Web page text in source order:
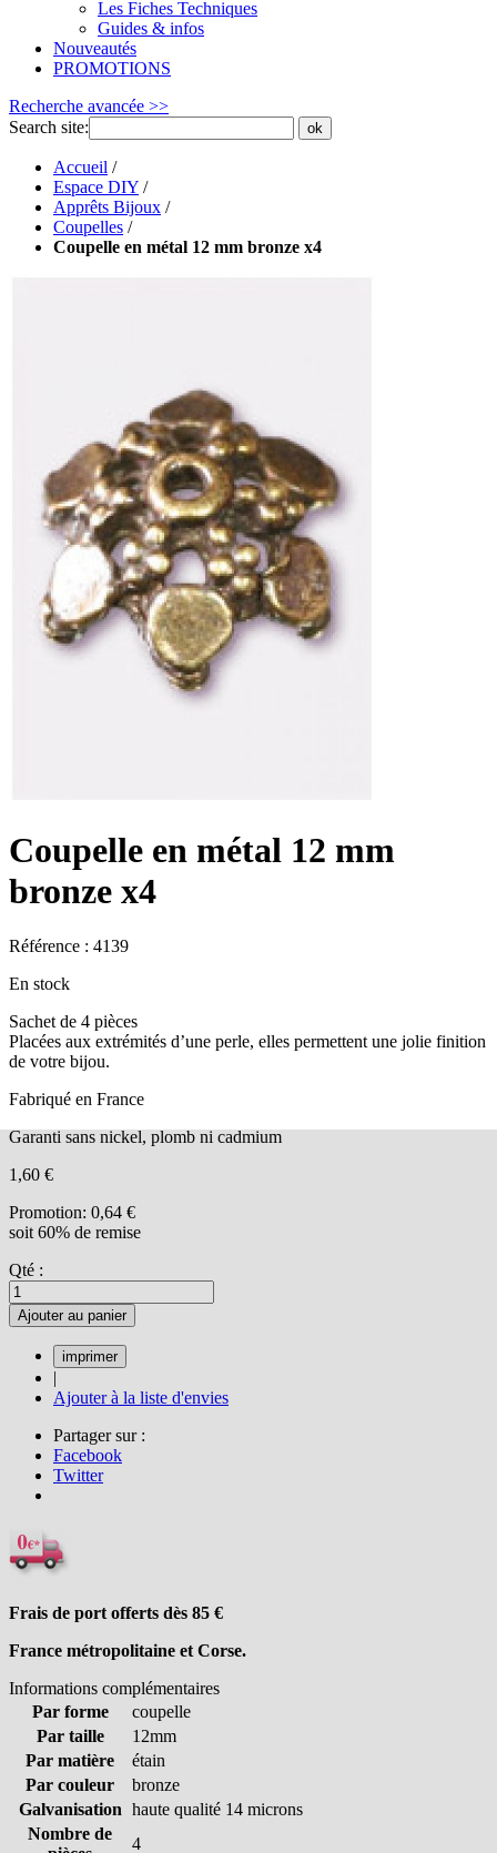
Les Fiches Techniques
Guides & infos
Nouveautés
PROMOTIONS
Recherche avancée >>
Search site:
ok
Accueil /
Espace DIY /
Apprêts Bijoux /
Coupelles /
Coupelle en métal 12 mm bronze x4
Coupelle en métal 12 mm
bronze x4
Référence : 4139
En stock
Sachet de 4 pièces
Placées aux extrémités d’une perle, elles permettent une jolie finition
de votre bijou.
Fabriqué en France
Garanti sans nickel, plomb ni cadmium
1,60 €
Promotion: 0,64 €
soit 60% de remise
Qté :
Ajouter au panier
|
Ajouter à la liste d'envies
Partager sur :
Facebook
Twitter
Frais de port offerts dès 85 €
France métropolitaine et Corse.
Informations complémentaires
Par forme
coupelle
Par taille
12mm
Par matière
étain
Par couleur
bronze
Galvanisation haute qualité 14 microns
Nombre de
4